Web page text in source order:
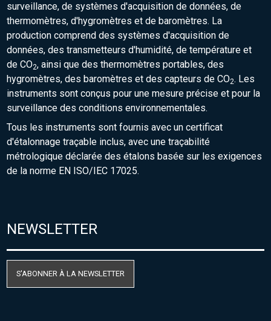
surveillance, de systèmes d'acquisition de données, de
thermomètres, d'hygromètres et de baromètres. La
production comprend des systèmes d'acquisition de
données, des transmetteurs d'humidité, de température et
de CO2, ainsi que des thermomètres portables, des
hygromètres, des baromètres et des capteurs de CO2. Les
instruments sont conçus pour une mesure précise et pour la
surveillance des conditions environnementales.
Tous les instruments sont fournis avec un certificat
d'étalonnage traçable inclus, avec une traçabilité
métrologique déclarée des étalons basée sur les exigences
de la norme EN ISO/IEC 17025.
NEWSLETTER
S'ABONNER À LA NEWSLETTER